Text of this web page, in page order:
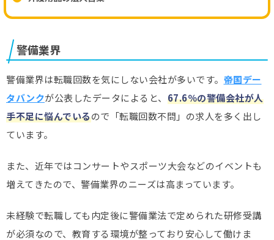
警備業界
警備業界は転職回数を気にしない会社が多いです。 帝国デー
タバンクが公表したデータによると、 67.6％の警備会社が人
手不足に悩んでいるので「転職回数不問」の求人を多く出し
ています。
また、近年ではコンサートやスポーツ大会などのイベントも
増えてきたので、警備業界のニーズは高まっています。
未経験で転職しても内定後に警備業法で定められた研修受講
が必須なので、教育する環境が整っており安心して働けま